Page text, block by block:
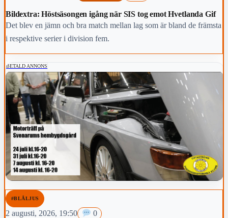
Bildextra: Höstsäsongen igång när SIS tog emot Hvetlanda Gif
Det blev en jämn och bra match mellan lag som är bland de främsta
i respektive serier i division fem.
BETALD ANNONS
#BLÅLJUS
2 augusti, 2026, 19:50 0